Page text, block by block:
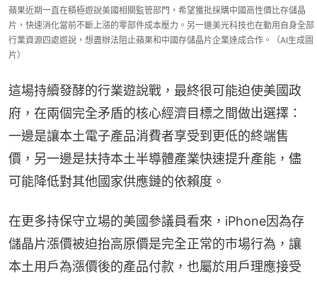
蘋果近期一直在積極遊說美國相關監管部門，希望獲批採購中國高性價比存儲晶
片，快速消化當前不斷上漲的零部件成本壓力。另一邊美光科技也在動用自身全部
行業資源四處遊說，想盡辦法阻止蘋果和中國存儲晶片企業達成合作。（AI生成圖
片）
這場持續發酵的行業遊說戰，最終很可能迫使美國政
府，在兩個完全矛盾的核心經濟目標之間做出選擇：
一邊是讓本土電子產品消費者享受到更低的終端售
價，另一邊是扶持本土半導體產業快速提升產能，儘
可能降低對其他國家供應鏈的依賴度。
在更多持保守立場的美國參議員看來，iPhone因為存
儲晶片漲價被迫抬高原價是完全正常的市場行為，讓
本土用戶為漲價後的產品付款，也屬於用戶理應接受